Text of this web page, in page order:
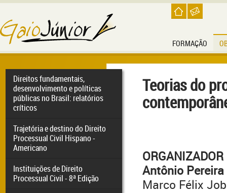
FORMAÇÃO
Direitos fundamentais,
desenvolvimento e políticas
públicas no Brasil: relatórios
críticos
Trajetória e destino do Direito
Processual Civil Hispano -
Americano
Instituições de Direito
Processual Civil - 8ª Edição
Teorias do
ORGANIZADOR
Antônio
Marco Félix